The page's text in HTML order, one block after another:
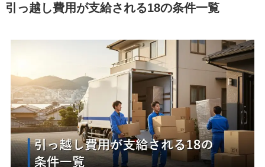
引っ越し費用が支給される18の条件一覧